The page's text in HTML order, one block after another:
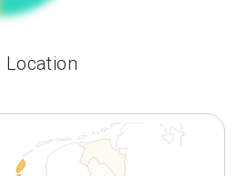
Location